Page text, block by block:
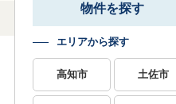
物件を探す
エリアから探す
高知市 土佐市